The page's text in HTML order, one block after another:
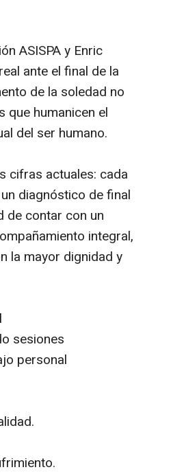
ASISPA y Enric
ante el final de la
de la soledad no
que humanicen el
del ser humano.
cifras actuales: cada
diagnóstico de final
de contar con un
integral,
la mayor dignidad y
sesiones
personal